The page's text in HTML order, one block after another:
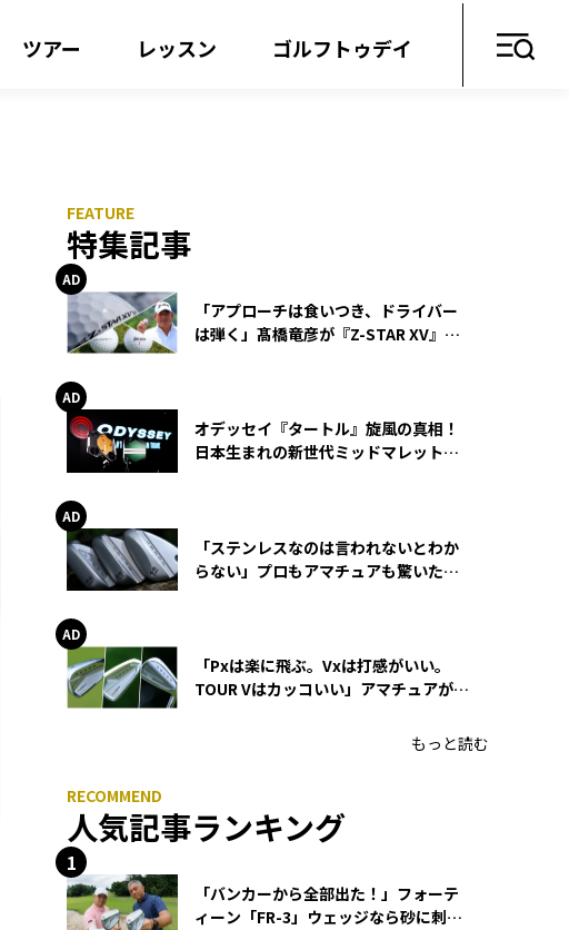
ツアー レッスン ゴルフトゥデイ
特集記事
「アプローチは食いつき、ドライバー
は弾く」髙橋竜彦が『Z-STAR XV』を
オデッセイ『タートル』旋風の真相！
日本生まれの新世代ミッドマレットが
「ステンレスなのは言われないとわか
らない」プロもアマチュアも驚いた
「Pxは楽に飛ぶ。Vxは打感がいい。
TOUR Vはカッコいい」アマチュアが選
もっと読む
人気記事ランキング
「バンカーから全部出た！」フォーテ
ィーン「FR-3」ウェッジなら砂に刺さ